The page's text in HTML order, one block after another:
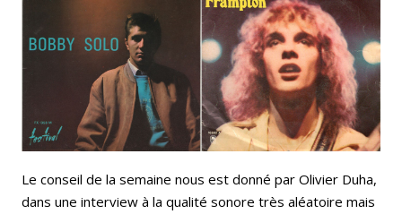
Le conseil de la semaine nous est donné par Olivier Duha,
dans une interview à la qualité sonore très aléatoire mais